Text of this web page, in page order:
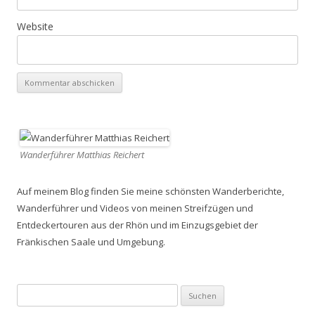
Website
Wanderführer Matthias Reichert
Auf meinem Blog finden Sie meine schönsten Wanderberichte,
Wanderführer und Videos von meinen Streifzügen und
Entdeckertouren aus der Rhön und im Einzugsgebiet der
Fränkischen Saale und Umgebung.